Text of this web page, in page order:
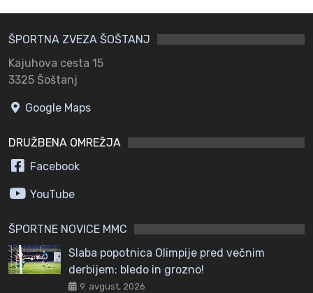
ŠPORTNA ZVEZA ŠOŠTANJ
Kajuhova cesta 15
3325 Šoštanj
Google Maps
DRUŽBENA OMREŽJA
Facebook
YouTube
ŠPORTNE NOVICE MMC
Slaba popotnica Olimpije pred večnim
derbijem: bledo in grozno!
9. avgust, 2026